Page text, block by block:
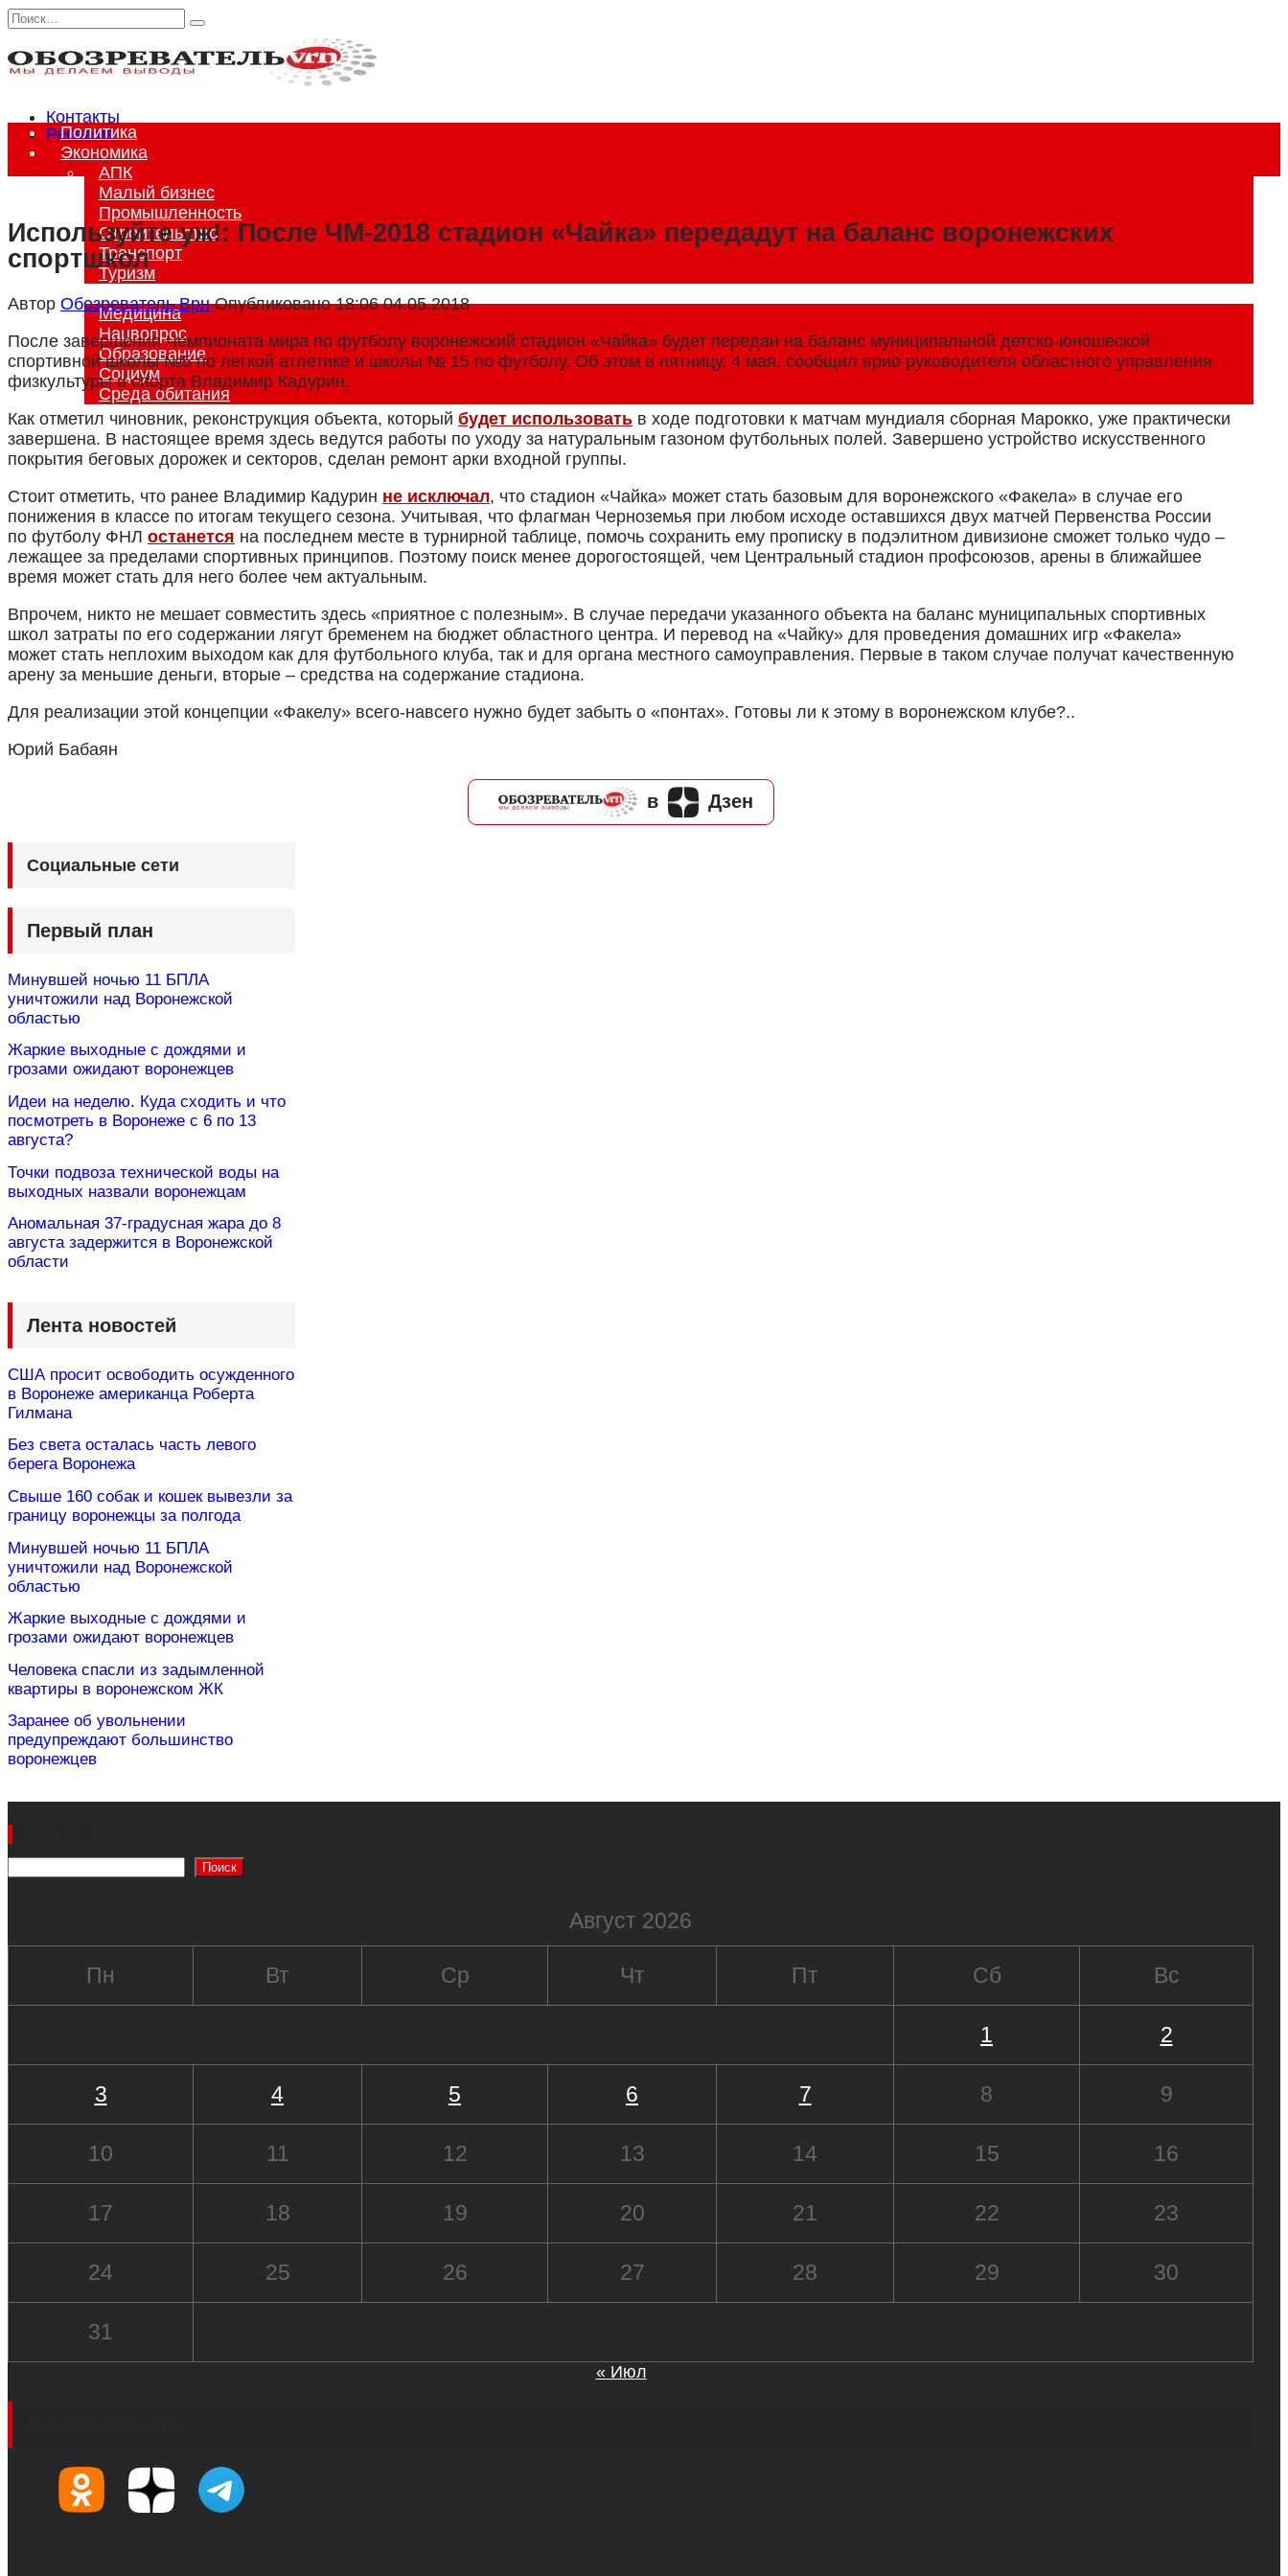
Перейти
содержанию
Search
Контакты
Реклама
Политика
Экономика
АПК
Малый бизнес
Промышленность
Строительство
Транспорт
Туризм
Общество
Медицина
Нацвопрос
Образование
Социум
Среда обитания
Происшествия
Криминал
Спорт
Россия
Используйте уж!: После ЧМ-2018 стадион «Чайка» передадут на баланс воронежских
спортшкол
Автор Обозреватель.Врн Опубликовано 18:06 04.05.2018
После завершения Чемпионата мира по футболу воронежский стадион «Чайка» будет передан на баланс муниципальной детско-юношеской
спортивной школы №5 по легкой атлетике и школы № 15 по футболу. Об этом в пятницу, 4 мая, сообщил врио руководителя областного управления
физкультуры и спорта Владимир Кадурин.
Как отметил чиновник, реконструкция объекта, который будет использовать в ходе подготовки к матчам мундиаля сборная Марокко, уже практически
завершена. В настоящее время здесь ведутся работы по уходу за натуральным газоном футбольных полей. Завершено устройство искусственного
покрытия беговых дорожек и секторов, сделан ремонт арки входной группы.
Стоит отметить, что ранее Владимир Кадурин не исключал, что стадион «Чайка» может стать базовым для воронежского «Факела» в случае его
понижения в классе по итогам текущего сезона. Учитывая, что флагман Черноземья при любом исходе оставшихся двух матчей Первенства России
по футболу ФНЛ останется на последнем месте в турнирной таблице, помочь сохранить ему прописку в подэлитном дивизионе сможет только чудо –
лежащее за пределами спортивных принципов. Поэтому поиск менее дорогостоящей, чем Центральный стадион профсоюзов, арены в ближайшее
время может стать для него более чем актуальным.
Впрочем, никто не мешает совместить здесь «приятное с полезным». В случае передачи указанного объекта на баланс муниципальных спортивных
школ затраты по его содержании лягут бременем на бюджет областного центра. И перевод на «Чайку» для проведения домашних игр «Факела»
может стать неплохим выходом как для футбольного клуба, так и для органа местного самоуправления. Первые в таком случае получат качественную
арену за меньшие деньги, вторые – средства на содержание стадиона.
Для реализации этой концепции «Факелу» всего-навсего нужно будет забыть о «понтах». Готовы ли к этому в воронежском клубе?..
Юрий Бабаян
в Дзен
Социальные сети
Первый план
Минувшей ночью 11 БПЛА
уничтожили над Воронежской
областью
Жаркие выходные с дождями и
грозами ожидают воронежцев
Идеи на неделю. Куда сходить и что
посмотреть в Воронеже с 6 по 13
августа?
Точки подвоза технической воды на
выходных назвали воронежцам
Аномальная 37-градусная жара до 8
августа задержится в Воронежской
области
Лента новостей
США просит освободить осужденного
в Воронеже американца Роберта
Гилмана
Без света осталась часть левого
берега Воронежа
Свыше 160 собак и кошек вывезли за
границу воронежцы за полгода
Минувшей ночью 11 БПЛА
уничтожили над Воронежской
областью
Жаркие выходные с дождями и
грозами ожидают воронежцев
Человека спасли из задымленной
квартиры в воронежском ЖК
Заранее об увольнении
предупреждают большинство
воронежцев
Поиск
Август 2026
Пн Вт Ср Чт Пт Сб Вс
1 2
3 4 5 6 7 8 9
10 11 12 13 14 15 16
17 18 19 20 21 22 23
24 25 26 27 28 29 30
31
« Июл